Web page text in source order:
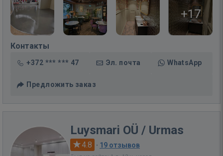
+17
Контакты
+372 *** *** 47 Эл. почта WhatsApp
Предложить заказ
Luysmari OÜ / Urmas
4.8 · 19 отзывов